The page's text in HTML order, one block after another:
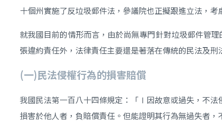
十個州實施了反垃圾郵件法，參議院也正擬跟進立法，
就我國目前的情形而言，由於尚無專門針對垃圾郵件管
張違約責任外，法律責任主要還是著落在傳統的民法及刑
(一)民法侵權行為的損害賠償
我國民法第一百八十四條規定：「Ⅰ因故意或過失，不
損害於他人者，負賠償責任。但能證明其行為無過失者，